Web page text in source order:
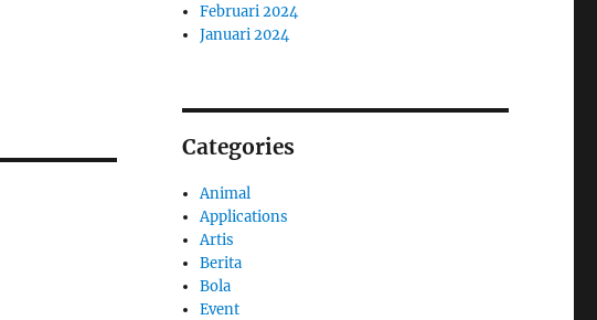
Februari 2024
Januari 2024
Categories
Animal
Applications
Artis
Berita
Bola
Event